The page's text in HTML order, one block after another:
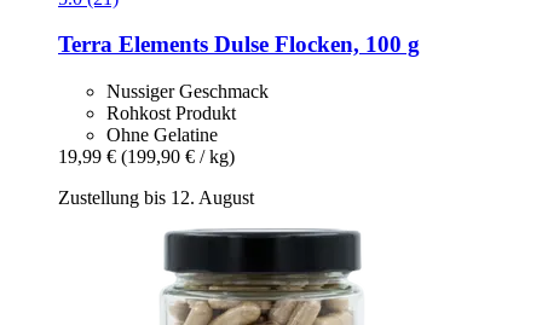
Terra Elements Dulse Flocken, 100 g
Nussiger Geschmack
Rohkost Produkt
Ohne Gelatine
19,99 € (199,90 € / kg)
Zustellung bis 12. August